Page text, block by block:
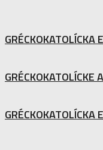
GRÉCKOKATOLÍCKA
GRÉCKOKATOLÍCKE
GRÉCKOKATOLÍCKA